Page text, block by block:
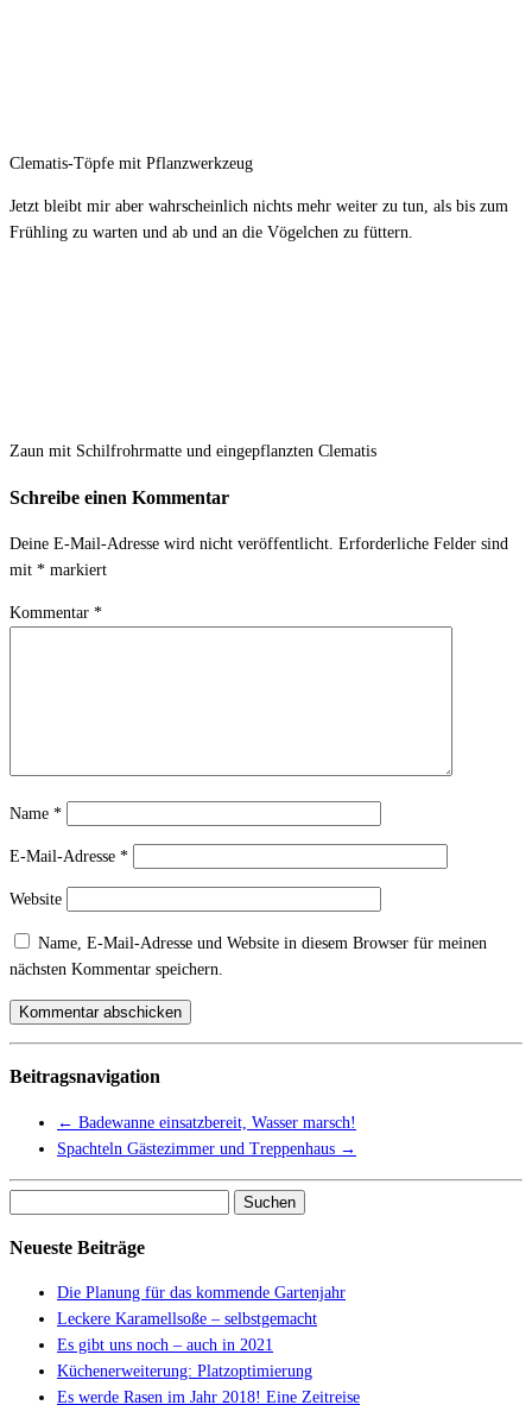
Clematis-Töpfe mit Pflanzwerkzeug
Jetzt bleibt mir aber wahrscheinlich nichts mehr weiter zu tun, als bis zum
Frühling zu warten und ab und an die Vögelchen zu füttern.
Zaun mit Schilfrohrmatte und eingepflanzten Clematis
Schreibe einen Kommentar
Deine E-Mail-Adresse wird nicht veröffentlicht. Erforderliche Felder sind
mit * markiert
Kommentar *
Name *
E-Mail-Adresse *
Website
Name, E-Mail-Adresse und Website in diesem Browser für meinen
nächsten Kommentar speichern.
Beitragsnavigation
← Badewanne einsatzbereit, Wasser marsch!
Spachteln Gästezimmer und Treppenhaus →
Neueste Beiträge
Die Planung für das kommende Gartenjahr
Leckere Karamellsoße – selbstgemacht
Es gibt uns noch – auch in 2021
Küchenerweiterung: Platzoptimierung
Es werde Rasen im Jahr 2018! Eine Zeitreise